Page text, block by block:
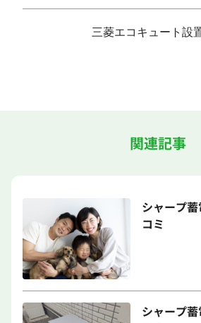
三菱エコキュート設
関連記事
シャープ
コミ
シャープ